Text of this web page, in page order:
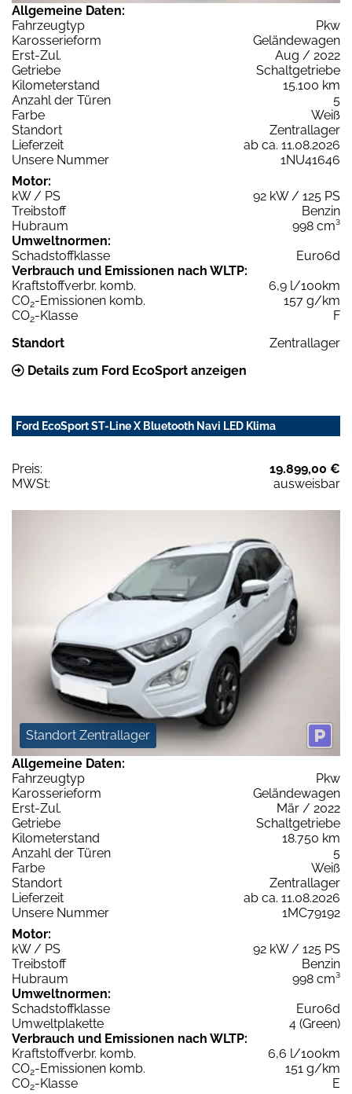
Allgemeine Daten:
Fahrzeugtyp
Pkw
Karosserieform
Geländewagen
Erst-Zul.
Aug / 2022
Getriebe
Schaltgetriebe
Kilometerstand
15.100 km
Anzahl der Türen
5
Farbe
Weiß
Standort
Zentrallager
Lieferzeit
ab ca. 11.08.2026
Unsere Nummer
1NU41646
Motor:
kW / PS
92 kW / 125 PS
Treibstoff
Benzin
Hubraum
998 cm³
Umweltnormen:
Schadstoffklasse
Euro6d
Verbrauch und Emissionen nach WLTP:
Kraftstoffverbr. komb.
6,9 l/100km
CO2-Emissionen komb.
157 g/km
CO2-Klasse
F
Standort
Zentrallager
Details zum Ford EcoSport anzeigen
Ford EcoSport ST-Line X Bluetooth Navi LED Klima
Preis:
19.899,00 €
MWSt:
ausweisbar
Standort Zentrallager
Allgemeine Daten:
Fahrzeugtyp
Pkw
Karosserieform
Geländewagen
Erst-Zul.
Mär / 2022
Getriebe
Schaltgetriebe
Kilometerstand
18.750 km
Anzahl der Türen
5
Farbe
Weiß
Standort
Zentrallager
Lieferzeit
ab ca. 11.08.2026
Unsere Nummer
1MC79192
Motor:
kW / PS
92 kW / 125 PS
Treibstoff
Benzin
Hubraum
998 cm³
Umweltnormen:
Schadstoffklasse
Euro6d
Umweltplakette
4 (Green)
Verbrauch und Emissionen nach WLTP:
Kraftstoffverbr. komb.
6,6 l/100km
CO2-Emissionen komb.
151 g/km
CO2-Klasse
E